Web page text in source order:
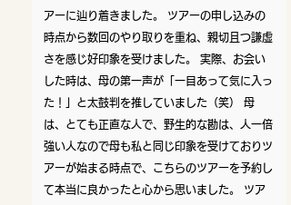
アーに辿り着きました。 ツアーの申し込みの
時点から数回のやり取りを重ね、親切且つ謙虚
さを感じ好印象を受けました。 実際、お会い
した時は、母の第一声が「一目あって気に入っ
た！」と太鼓判を推していました（笑） 母
は、とても正直な人で、野生的な勘は、人一倍
強い人なので母も私と同じ印象を受けておりツ
アーが始まる時点で、こちらのツアーを予約し
て本当に良かったと心から思いました。 ツア